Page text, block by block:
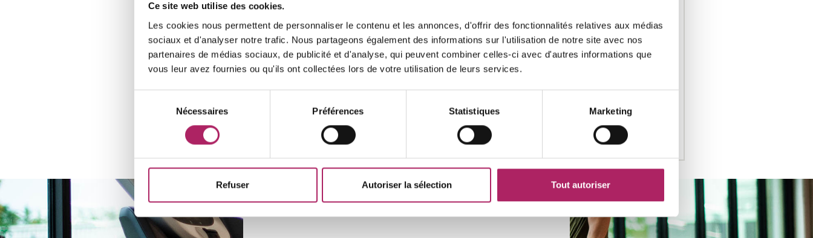
Ce site web utilise des cookies.
Les cookies nous permettent de personnaliser le contenu et les annonces, d'offrir des fonctionnalités relatives aux médias
sociaux et d'analyser notre trafic. Nous partageons également des informations sur l'utilisation de notre site avec nos
partenaires de médias sociaux, de publicité et d'analyse, qui peuvent combiner celles-ci avec d'autres informations que
vous leur avez fournies ou qu'ils ont collectées lors de votre utilisation de leurs services.
consentement
Nécessaires Préférences Statistiques Marketing
Refuser Autoriser la sélection Tout autoriser
ma
08:00 - 21:00
me
08:00 - 21:00
je
ve
08:00 - 21:00
sa
09:00 - 13:00